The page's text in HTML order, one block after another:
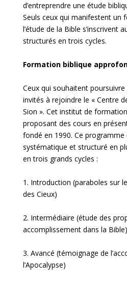
d’entreprendre une étude
Seuls ceux qui manifestent un
l’étude de la Bible s’inscrivent
structurés en trois cycles.
Formation biblique
Ceux qui souhaitent
invités à rejoindre le « Centre
Sion ». Cet institut de
proposant des cours en
fondé en 1990. Ce programme
systématique et structuré en
en trois grands cycles :
1. Introduction (paraboles sur
des Cieux)
2. Intermédiaire (étude des
accomplissement dans la Bible)
3. Avancé (témoignage de
l’Apocalypse)